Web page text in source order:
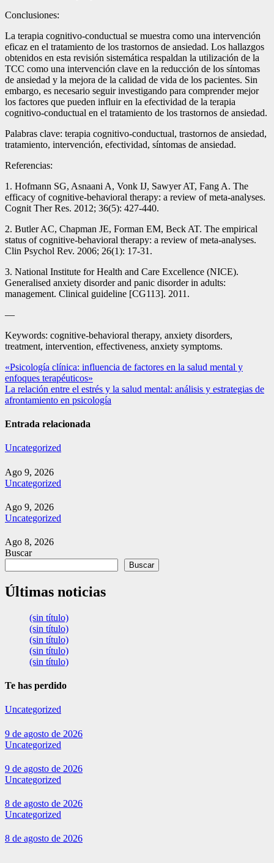
Conclusiones:
La terapia cognitivo-conductual se muestra como una intervención
eficaz en el tratamiento de los trastornos de ansiedad. Los hallazgos
obtenidos en esta revisión sistemática respaldan la utilización de la
TCC como una intervención clave en la reducción de los síntomas
de ansiedad y la mejora de la calidad de vida de los pacientes. Sin
embargo, es necesario seguir investigando para comprender mejor
los factores que pueden influir en la efectividad de la terapia
cognitivo-conductual en el tratamiento de los trastornos de ansiedad.
Palabras clave: terapia cognitivo-conductual, trastornos de ansiedad,
tratamiento, intervención, efectividad, síntomas de ansiedad.
Referencias:
1. Hofmann SG, Asnaani A, Vonk IJ, Sawyer AT, Fang A. The
efficacy of cognitive-behavioral therapy: a review of meta-analyses.
Cognit Ther Res. 2012; 36(5): 427-440.
2. Butler AC, Chapman JE, Forman EM, Beck AT. The empirical
status of cognitive-behavioral therapy: a review of meta-analyses.
Clin Psychol Rev. 2006; 26(1): 17-31.
3. National Institute for Health and Care Excellence (NICE).
Generalised anxiety disorder and panic disorder in adults:
management. Clinical guideline [CG113]. 2011.
—
Keywords: cognitive-behavioral therapy, anxiety disorders,
treatment, intervention, effectiveness, anxiety symptoms.
Navegación
de
entradas
«Psicología clínica: influencia de factores en la salud mental y
enfoques terapéuticos»
La relación entre el estrés y la salud mental: análisis y estrategias de
afrontamiento en psicología
Entrada relacionada
Uncategorized
Ago 9, 2026
Uncategorized
Ago 9, 2026
Uncategorized
Ago 8, 2026
Buscar
Buscar
Últimas noticias
(sin título)
(sin título)
(sin título)
(sin título)
(sin título)
Te has perdido
Uncategorized
9 de agosto de 2026
Uncategorized
9 de agosto de 2026
Uncategorized
8 de agosto de 2026
Uncategorized
8 de agosto de 2026